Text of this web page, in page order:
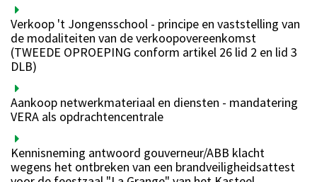
Verkoop 't Jongensschool - principe en vaststelling van
de modaliteiten van de verkoopovereenkomst
(TWEEDE OPROEPING conform artikel 26 lid 2 en lid 3
DLB)
Aankoop netwerkmateriaal en diensten - mandatering
VERA als opdrachtencentrale
Kennisneming antwoord gouverneur/ABB klacht
wegens het ontbreken van een brandveiligheidsattest